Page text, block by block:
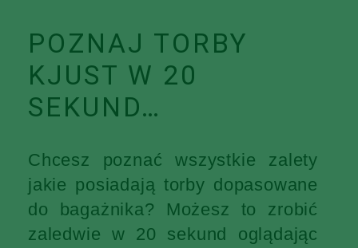
POZNAJ TORBY
KJUST W 20
SEKUND…
Chcesz poznać wszystkie zalety
jakie posiadają torby dopasowane
do bagażnika? Możesz to zrobić
zaledwie w 20 sekund oglądając